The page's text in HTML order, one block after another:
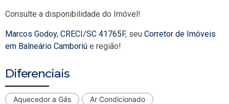
Consulte a disponibilidade do Imóvel!
Marcos Godoy, CRECI/SC 41765F, seu Corretor de Imóveis
em Balneário Camboriú e região!
Diferenciais
Aquecedor a Gás
Ar Condicionado